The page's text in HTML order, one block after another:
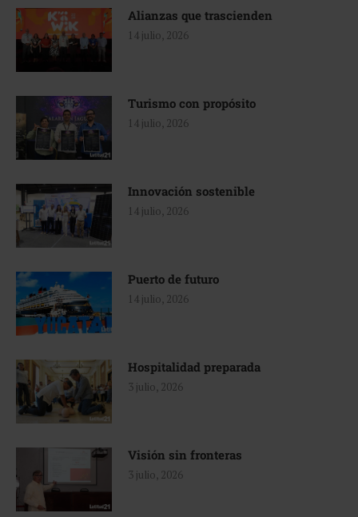
Alianzas que trascienden
14 julio, 2026
Turismo con propósito
14 julio, 2026
Innovación sostenible
14 julio, 2026
Puerto de futuro
14 julio, 2026
Hospitalidad preparada
3 julio, 2026
Visión sin fronteras
3 julio, 2026